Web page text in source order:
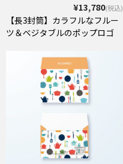
¥13,780(税込)
【長3封筒】カラフルなフルー
ツ＆ベジタブルのポップロゴ